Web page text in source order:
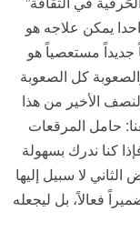
يمكن علاجه هو
جديداً مستعصياً هو
كل الصعوبة
الأخير من هذا
حامل المرقعات
كنا ندرك بسهولة
لا سبيل إليها
فعالاً، بل ليجعله